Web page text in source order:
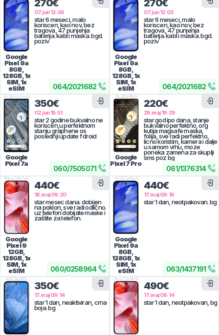
064/2021682
Google
Pixel 9a
8GB,
128GB, 1x
SIM, 1x
eSIM
270€
07.jun 12:06
star 6 meseci, malo
koriscen, kao nov, bez
tragova, 47 punjenja
baterija. kabl i maska. bgd.
poziv
064/2021682
Google
Pixel 9a
8GB,
128GB, 1x
SIM, 1x
eSIM
270€
07.jun 12:03
star 6 meseci, malo
koriscen, kao nov, bez
tragova, 47 punjenja
baterija. kabl i maska. bgd.
poziv
060/7505071
#v3jb1smnwq
Google
Pixel 7a
350€
02.jun 15:51
star 2 godine bukvalno ne
koriscen,u perfektnom
stanju graphene os
poslednji update f droid
061/1376314
#xq9llq9fv9
Google
Pixel 7 Pro
220€
29.maj 19:29
star god ipo dana, stanje
bukvalno perfektno, org
kutija magsafe maska,
folija, sve radi perfektno,
licno koristim, kamera i dalje
u samom vrhu, moze
poneka zamena za skuplji
sms poz bg
060/0258964
#9pqr7dw7w0
Google
Pixel 9
12GB,
128GB, 1x
SIM, 1x
eSIM
440€
18.maj 09:20
star mesec dana. dobijen
na poklon, sve radi odlično.
uz telefon dobijate maske i
zaštite za telefon.
063/1437191
#r0203q5xj4
Google
Pixel 9a
8GB,
128GB, 1x
SIM, 1x
eSIM
440€
17.maj 09:16
star 1 dan, neotpakovan. bg
#j6c3g4f88j
350€
17.maj 09:14
star 1 dan, neaktiviran, crna
boja. bg
#yyv2tq9th9
490€
17.maj 09:14
star 1 dan, neotpakovan, bg